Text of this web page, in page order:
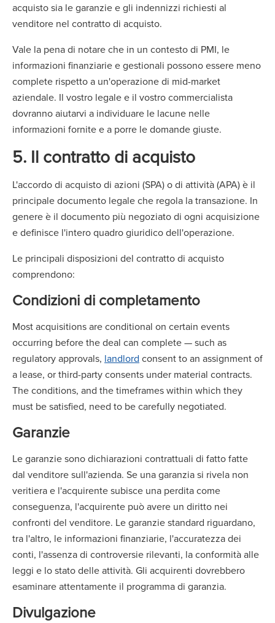
acquisto sia le garanzie e gli indennizzi richiesti al
venditore nel contratto di acquisto.
Vale la pena di notare che in un contesto di PMI, le
informazioni finanziarie e gestionali possono essere meno
complete rispetto a un'operazione di mid-market
aziendale. Il vostro legale e il vostro commercialista
dovranno aiutarvi a individuare le lacune nelle
informazioni fornite e a porre le domande giuste.
5. Il contratto di acquisto
L'accordo di acquisto di azioni (SPA) o di attività (APA) è il
principale documento legale che regola la transazione. In
genere è il documento più negoziato di ogni acquisizione
e definisce l'intero quadro giuridico dell'operazione.
Le principali disposizioni del contratto di acquisto
comprendono:
Condizioni di completamento
Most acquisitions are conditional on certain events
occurring before the deal can complete — such as
regulatory approvals, landlord consent to an assignment of
a lease, or third-party consents under material contracts.
The conditions, and the timeframes within which they
must be satisfied, need to be carefully negotiated.
Garanzie
Le garanzie sono dichiarazioni contrattuali di fatto fatte
dal venditore sull'azienda. Se una garanzia si rivela non
veritiera e l'acquirente subisce una perdita come
conseguenza, l'acquirente può avere un diritto nei
confronti del venditore. Le garanzie standard riguardano,
tra l'altro, le informazioni finanziarie, l'accuratezza dei
conti, l'assenza di controversie rilevanti, la conformità alle
leggi e lo stato delle attività. Gli acquirenti dovrebbero
esaminare attentamente il programma di garanzia.
Divulgazione